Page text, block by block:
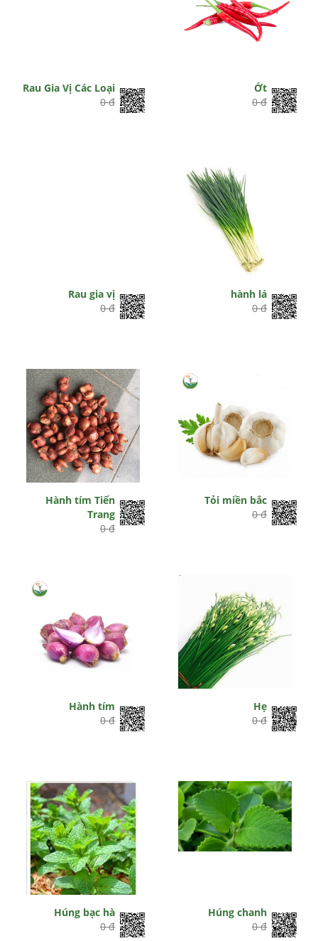
Rau Gia Vị Các Loại
0 đ
Ớt
0 đ
Rau gia vị
0 đ
hành lá
0 đ
Hành tím Tiến
Trang
0 đ
Tỏi miền bắc
0 đ
Hành tím
0 đ
Hẹ
0 đ
Húng bạc hà
0 đ
Húng chanh
0 đ